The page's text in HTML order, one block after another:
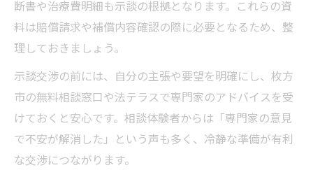
断書や治療費明細も示談の根拠となります。これらの資
料は賠償請求や補償内容確認の際に必要となるため、整
理しておきましょう。
示談交渉の前には、自分の主張や要望を明確にし、枚方
市の無料相談窓口や法テラスで専門家のアドバイスを受
けておくと安心です。相談体験者からは「専門家の意見
で不安が解消した」という声も多く、冷静な準備が有利
な交渉につながります。